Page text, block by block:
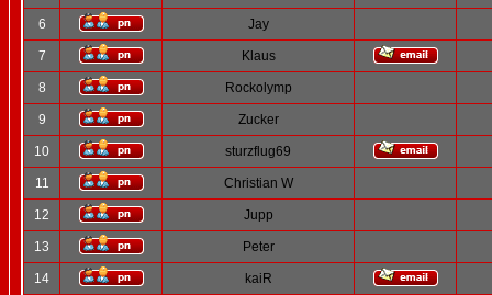
6 Jay
7 Klaus
8 Rockolymp
9 Zucker
10 sturzflug69
11 Christian W
12 Jupp
13 Peter
14 kaiR